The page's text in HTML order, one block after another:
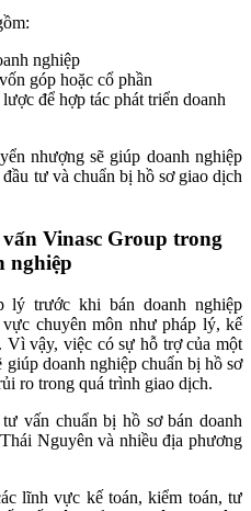
nghiệp
góp hoặc cổ phần
để hợp tác phát triển doanh
nhượng sẽ giúp doanh nghiệp
tư và chuẩn bị hồ sơ giao dịch
Vinasc Group trong
nghiệp
lý trước khi bán doanh nghiệp
chuyên môn như pháp lý, kế
Vì vậy, việc có sự hỗ trợ của một
doanh nghiệp chuẩn bị hồ sơ
ro trong quá trình giao dịch.
vấn chuẩn bị hồ sơ bán doanh
Nguyên và nhiều địa phương
lĩnh vực kế toán, kiểm toán, tư